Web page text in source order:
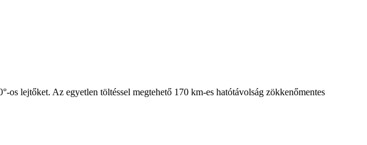
lejtőket. Az egyetlen töltéssel megtehető 170 km-es hatótávolság zökkenőmentes